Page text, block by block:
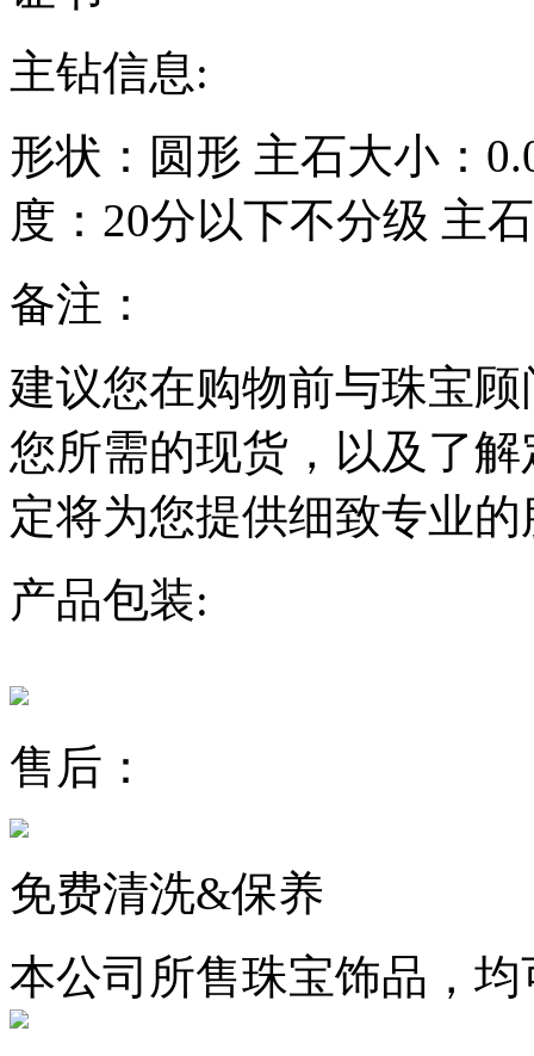
主钻信息:
形状： 圆形 主石大小：
度： 20分以下不分级 主
备注：
建议您在购物前与珠宝
您所需的现货，以及了
定将为您提供细致专业
产品包装:
售后：
免费清洗&保养
本公司所售珠宝饰品，